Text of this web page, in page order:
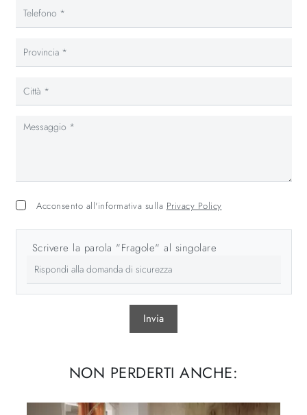
Acconsento all'informativa sulla Privacy Policy
Scrivere la parola "Fragole" al singolare
Invia
NON PERDERTI ANCHE: